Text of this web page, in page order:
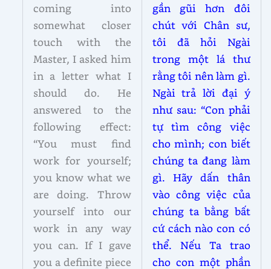
coming into
somewhat closer
touch with the
Master, I asked him
in a letter what I
should do. He
answered to the
following effect:
“You must find
work for yourself;
you know what we
are doing. Throw
yourself into our
work in any way
you can. If I gave
you a definite piece
gần gũi hơn đôi
chút với Chân sư,
tôi đã hỏi Ngài
trong một lá thư
rằng tôi nên làm gì.
Ngài trả lời đại ý
như sau: “Con phải
tự tìm công việc
cho mình; con biết
chúng ta đang làm
gì. Hãy dấn thân
vào công việc của
chúng ta bằng bất
cứ cách nào con có
thể. Nếu Ta trao
cho con một phần